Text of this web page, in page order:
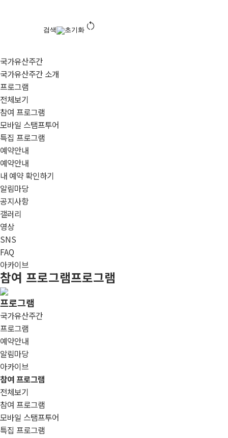
검색 초기화 restart_alt
국가유산주간
국가유산주간 소개
프로그램
전체보기
참여 프로그램
모바일 스탬프투어
특집 프로그램
예약안내
예약안내
내 예약 확인하기
알림마당
공지사항
갤러리
영상
SNS
FAQ
아카이브
참여 프로그램프로그램
프로그램
국가유산주간
프로그램
예약안내
알림마당
아카이브
참여 프로그램
전체보기
참여 프로그램
모바일 스탬프투어
특집 프로그램